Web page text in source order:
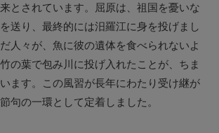
とされています。屈原は、祖国を憂いな
送り、最終的には汨羅江に身を投げまし
人々が、魚に彼の遺体を食べられないよ
の葉で包み川に投げ入れたことが、ちま
ます。この風習が長年にわたり受け継が
句の一環として定着しました。